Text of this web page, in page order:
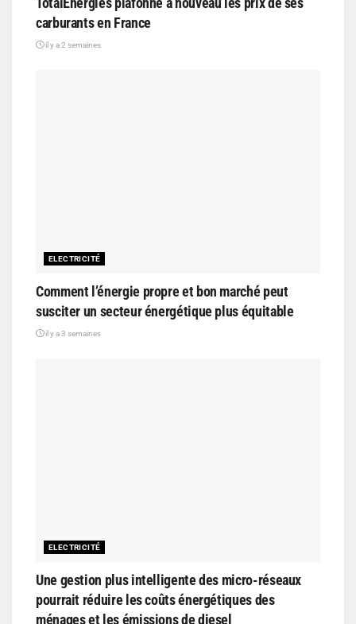
carburants en France
il y a 2 semaines
ELECTRICITÉ
Comment l’énergie propre et bon marché peut
susciter un secteur énergétique plus équitable
il y a 3 semaines
ELECTRICITÉ
Une gestion plus intelligente des micro-réseaux
pourrait réduire les coûts énergétiques des
ménages et les émissions de diesel